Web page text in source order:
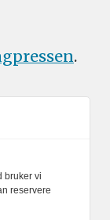
.
vår.
bruker vi
reservere